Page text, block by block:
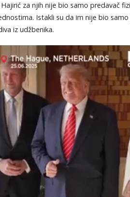
za njih nije bio samo predavač
Istakli su da im nije bio
iz udžbenika.